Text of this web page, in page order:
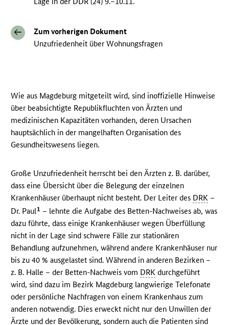
Zum vorherigen Dokument
Unzufriedenheit über Wohnungsfragen
Wie aus Magdeburg mitgeteilt wird, sind inoffizielle Hinweise
über beabsichtigte Republikfluchten von Ärzten und
medizinischen Kapazitäten vorhanden, deren Ursachen
hauptsächlich in der mangelhaften Organisation des
Gesundheitswesens liegen.
Große Unzufriedenheit herrscht bei den Ärzten z. B. darüber,
dass eine Übersicht über die Belegung der einzelnen
Krankenhäuser überhaupt nicht besteht. Der Leiter des DRK –
Dr. Paul1 – lehnte die Aufgabe des Betten-Nachweises ab, was
dazu führte, dass einige Krankenhäuser wegen Überfüllung
nicht in der Lage sind schwere Fälle zur stationären
Behandlung aufzunehmen, während andere Krankenhäuser nur
bis zu 40 % ausgelastet sind. Während in anderen Bezirken –
z. B. Halle – der Betten-Nachweis vom DRK durchgeführt
wird, sind dazu im Bezirk Magdeburg langwierige Telefonate
oder persönliche Nachfragen von einem Krankenhaus zum
anderen notwendig. Dies erweckt nicht nur den Unwillen der
Ärzte und der Bevölkerung, sondern auch die Patienten sind